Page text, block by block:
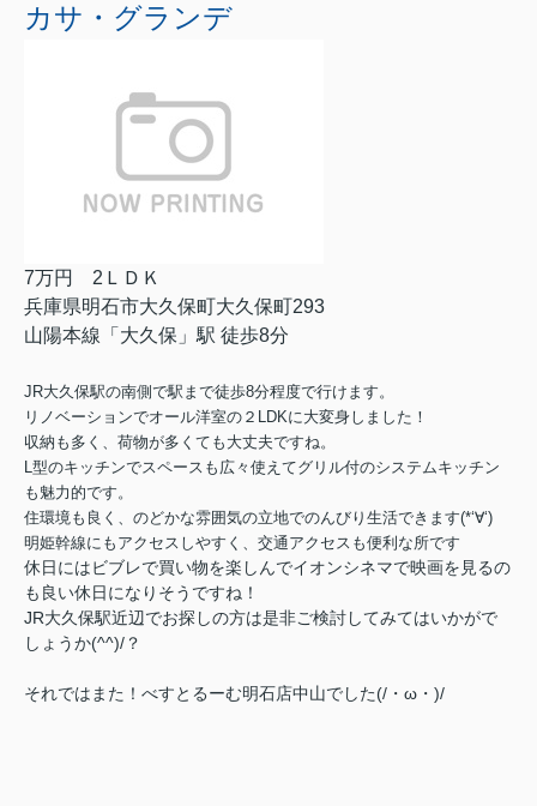
カサ・グランデ
7万円 2ＬＤＫ
兵庫県明石市大久保町大久保町293
山陽本線「大久保」駅 徒歩8分
JR大久保駅の南側で駅まで徒歩8分程度で行けます。
リノベーションでオール洋室の２LDKに大変身しました！
収納も多く、荷物が多くても大丈夫ですね。
L型のキッチンでスペースも広々使えてグリル付のシステムキッチン
も魅力的です。
住環境も良く、のどかな雰囲気の立地でのんびり生活できます(*‘∀‘)
明姫幹線にもアクセスしやすく、交通アクセスも便利な所です
休日にはビブレで買い物を楽しんでイオンシネマで映画を見るの
も良い休日になりそうですね！
JR大久保駅近辺でお探しの方は是非ご検討してみてはいかがで
しょうか(^^)/？
それではまた！べすとるーむ明石店中山でした(/・ω・)/